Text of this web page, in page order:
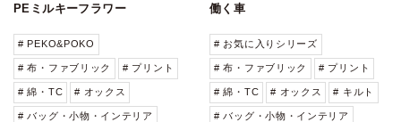
PEミルキーフラワー
# PEKO&POKO
# 布・ファブリック # プリント
# 綿・TC # オックス
# バッグ・小物・インテリア
働く車
# お気に入りシリーズ
# 布・ファブリック # プリント
# 綿・TC # オックス # キルト
# バッグ・小物・インテリア